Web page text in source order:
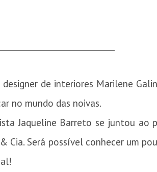
de interiores Marilene
no mundo das noivas.
Jaqueline Barreto se juntou ao
Cia. Será possível conhecer um